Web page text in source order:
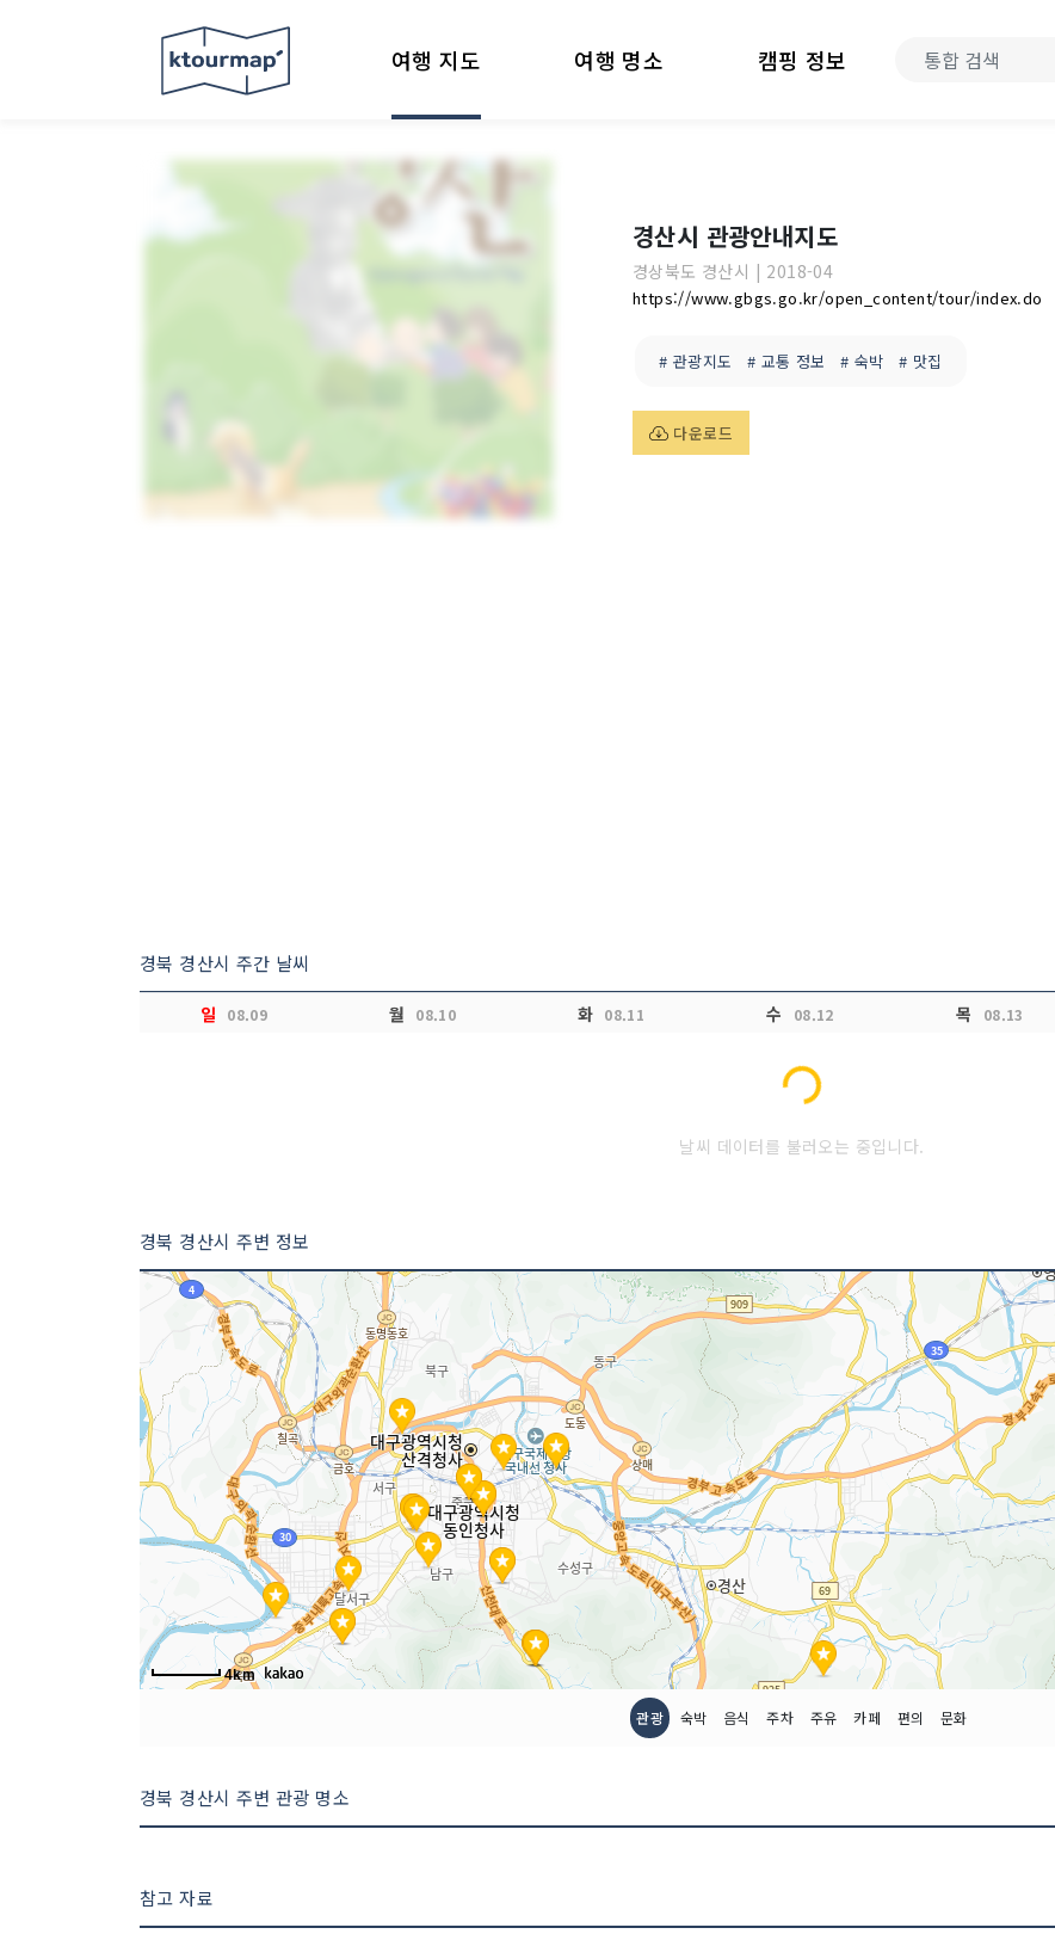
여행 지도 여행 명소 캠핑 정보
경산시 관광안내지도
경상북도 경산시 | 2018-04
https://www.gbgs.go.kr/open_content/tour/index.do
# 관광지도 # 교통 정보 # 숙박 # 맛집
다운로드
경북 경산시 주간 날씨
일 08.09 월 08.10 화 08.11 수 08.12 목 08.13
Loading...
날씨 데이터를 불러오는 중입니다.
경북 경산시 주변 정보
4km
관광 숙박 음식 주차 주유 카페 편의 문화
경북 경산시 주변 관광 명소
참고 자료